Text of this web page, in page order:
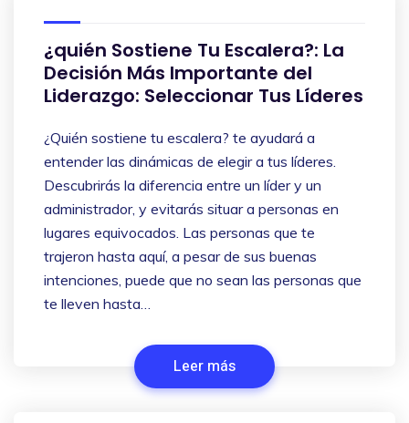
¿quién Sostiene Tu Escalera?: La
Decisión Más Importante del
Liderazgo: Seleccionar Tus Líderes
¿Quién sostiene tu escalera? te ayudará a
entender las dinámicas de elegir a tus líderes.
Descubrirás la diferencia entre un líder y un
administrador, y evitarás situar a personas en
lugares equivocados. Las personas que te
trajeron hasta aquí, a pesar de sus buenas
intenciones, puede que no sean las personas que
te lleven hasta…
Leer más